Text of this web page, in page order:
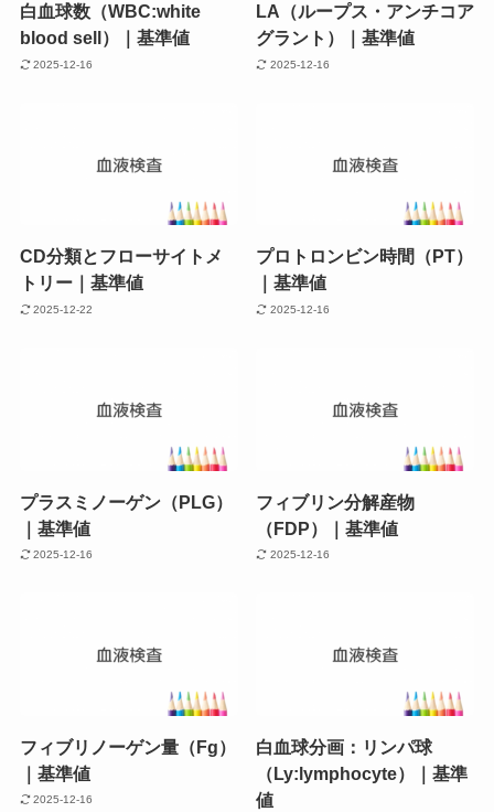
白血球数（WBC:white
blood sell）｜基準値
2025-12-16
LA（ループス・アンチコア
グラント）｜基準値
2025-12-16
CD分類とフローサイトメ
トリー｜基準値
2025-12-22
プロトロンビン時間（PT）
｜基準値
2025-12-16
プラスミノーゲン（PLG）
｜基準値
2025-12-16
フィブリン分解産物
（FDP）｜基準値
2025-12-16
フィブリノーゲン量（Fg）
｜基準値
2025-12-16
白血球分画：リンパ球
（Ly:lymphocyte）｜基準
値